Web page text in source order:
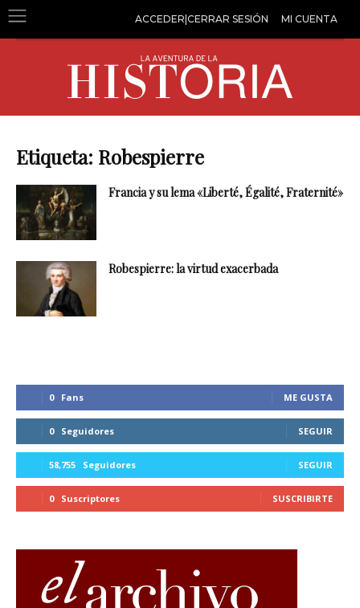
ACCEDER|CERRAR SESIÓN MI CUENTA
Etiqueta: Robespierre
Francia y su lema «Liberté, Égalité, Fraternité»
Robespierre: la virtud exacerbada
0 Fans ME GUSTA
0 Seguidores SEGUIR
58,755 Seguidores SEGUIR
0 Suscriptores SUSCRIBIRTE